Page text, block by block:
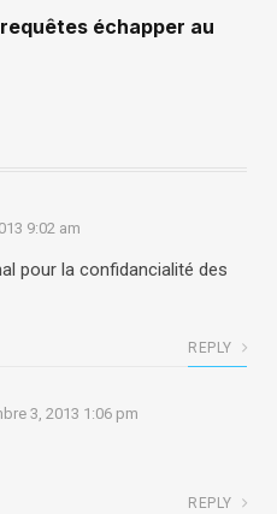
échapper au
9:02 am
pour la confidancialité des
REPLY
3, 2013 1:06 pm
REPLY